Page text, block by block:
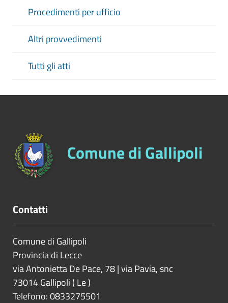
Procedimenti per ufficio
Altri provvedimenti
Tutti gli atti
Comune di Gallipoli
Contatti
Comune di Gallipoli
Provincia di Lecce
via Antonietta De Pace, 78 | via Pavia, snc
73014Gallipoli ( Le)
Telefono: 0833275501